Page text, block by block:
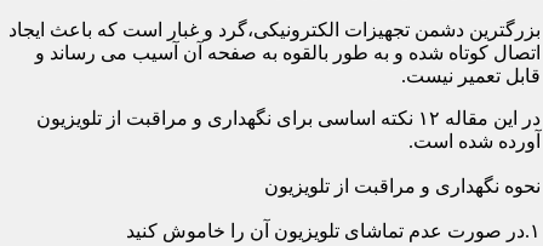
بزرگترین دشمن تجهیزات الکترونیکی،گرد و غبار است که باعث ایجاد
اتصال کوتاه شده و به طور بالقوه به صفحه آن آسیب می رساند و
قابل تعمیر نیست.
در این مقاله ۱۲ نکته اساسی برای نگهداری و مراقبت از تلویزیون
آورده شده است.
نحوه نگهداری و مراقبت از تلویزیون
۱.در صورت عدم تماشای تلویزیون آن را خاموش کنید